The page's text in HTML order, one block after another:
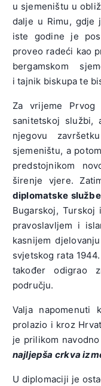
u sjemeništu u
dalje u Rimu, gdje
iste godine je
proveo radeći kao
bergamskom
i tajnik biskupa te
Za vrijeme
sanitetskoj
njegovu
sjemeništu, a
predstojnikom
širenje vjere.
diplomatske službe
Bugarskoj,
pravoslavljem i
kasnijem
svjetskog rata
također odigrao
području.
Valja napomenuti
prolazio i kroz
je prilikom
najljepša crkva
U diplomaciji je